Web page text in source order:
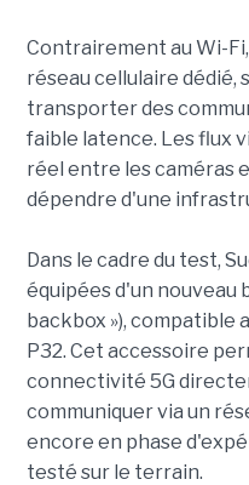
Contrairement au Wi-
réseau cellulaire dédié,
transporter des
faible latence. Les flux
réel entre les caméras
dépendre d'une
Dans le cadre du test,
équipées d'un nouveau
backbox »), compatible
P32. Cet accessoire
connectivité 5G
communiquer via un
encore en phase
testé sur le terrain.